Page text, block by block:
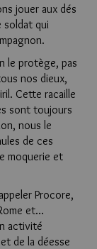
jouer aux dés
soldat qui
le protège, pas
nos dieux,
Cette racaille
sont toujours
nous le
de ces
moquerie et
Pro­core,
et…
activité
de la déesse